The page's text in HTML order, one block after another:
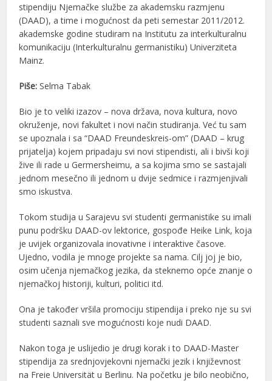
stipendiju Njemačke službe za akademsku razmjenu
(DAAD), a time i mogućnost da peti semestar 2011/2012.
akademske godine studiram na Institutu za interkulturalnu
komunikaciju (Interkulturalnu germanistiku) Univerziteta
Mainz.
Piše:Selma Tabak
Bio je to veliki izazov – nova država, nova kultura, novo
okruženje, novi fakultet i novi način studiranja. Već tu sam
se upoznala i sa “DAAD Freundeskreis-om” (DAAD – krug
prijatelja) kojem pripadaju svi novi stipendisti, ali i bivši koji
žive ili rade u Germersheimu, a sa kojima smo se sastajali
jednom mesečno ili jednom u dvije sedmice i razmjenjivali
smo iskustva.
Tokom studija u Sarajevu svi studenti germanistike su imali
punu podršku DAAD-ov lektorice, gospođe Heike Link, koja
je uvijek organizovala inovativne i interaktive časove.
Ujedno, vodila je mnoge projekte sa nama. Cilj joj je bio,
osim učenja njemačkog jezika, da steknemo opće znanje o
njemačkoj historiji, kulturi, politici itd.
Ona je također vršila promociju stipendija i preko nje su svi
studenti saznali sve mogućnosti koje nudi DAAD.
Nakon toga je uslijedio je drugi korak i to DAAD-Master
stipendija za srednjovjekovni njemački jezik i književnost
na Freie Universität u Berlinu. Na početku je bilo neobično,